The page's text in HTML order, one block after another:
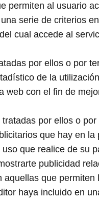
permiten al usuario
serie de criterios
cual accede al
por ellos o por
de la
web con el fin de
por ellos o
que hay en
que realice de su
publicidad
aquellas que
haya incluido en